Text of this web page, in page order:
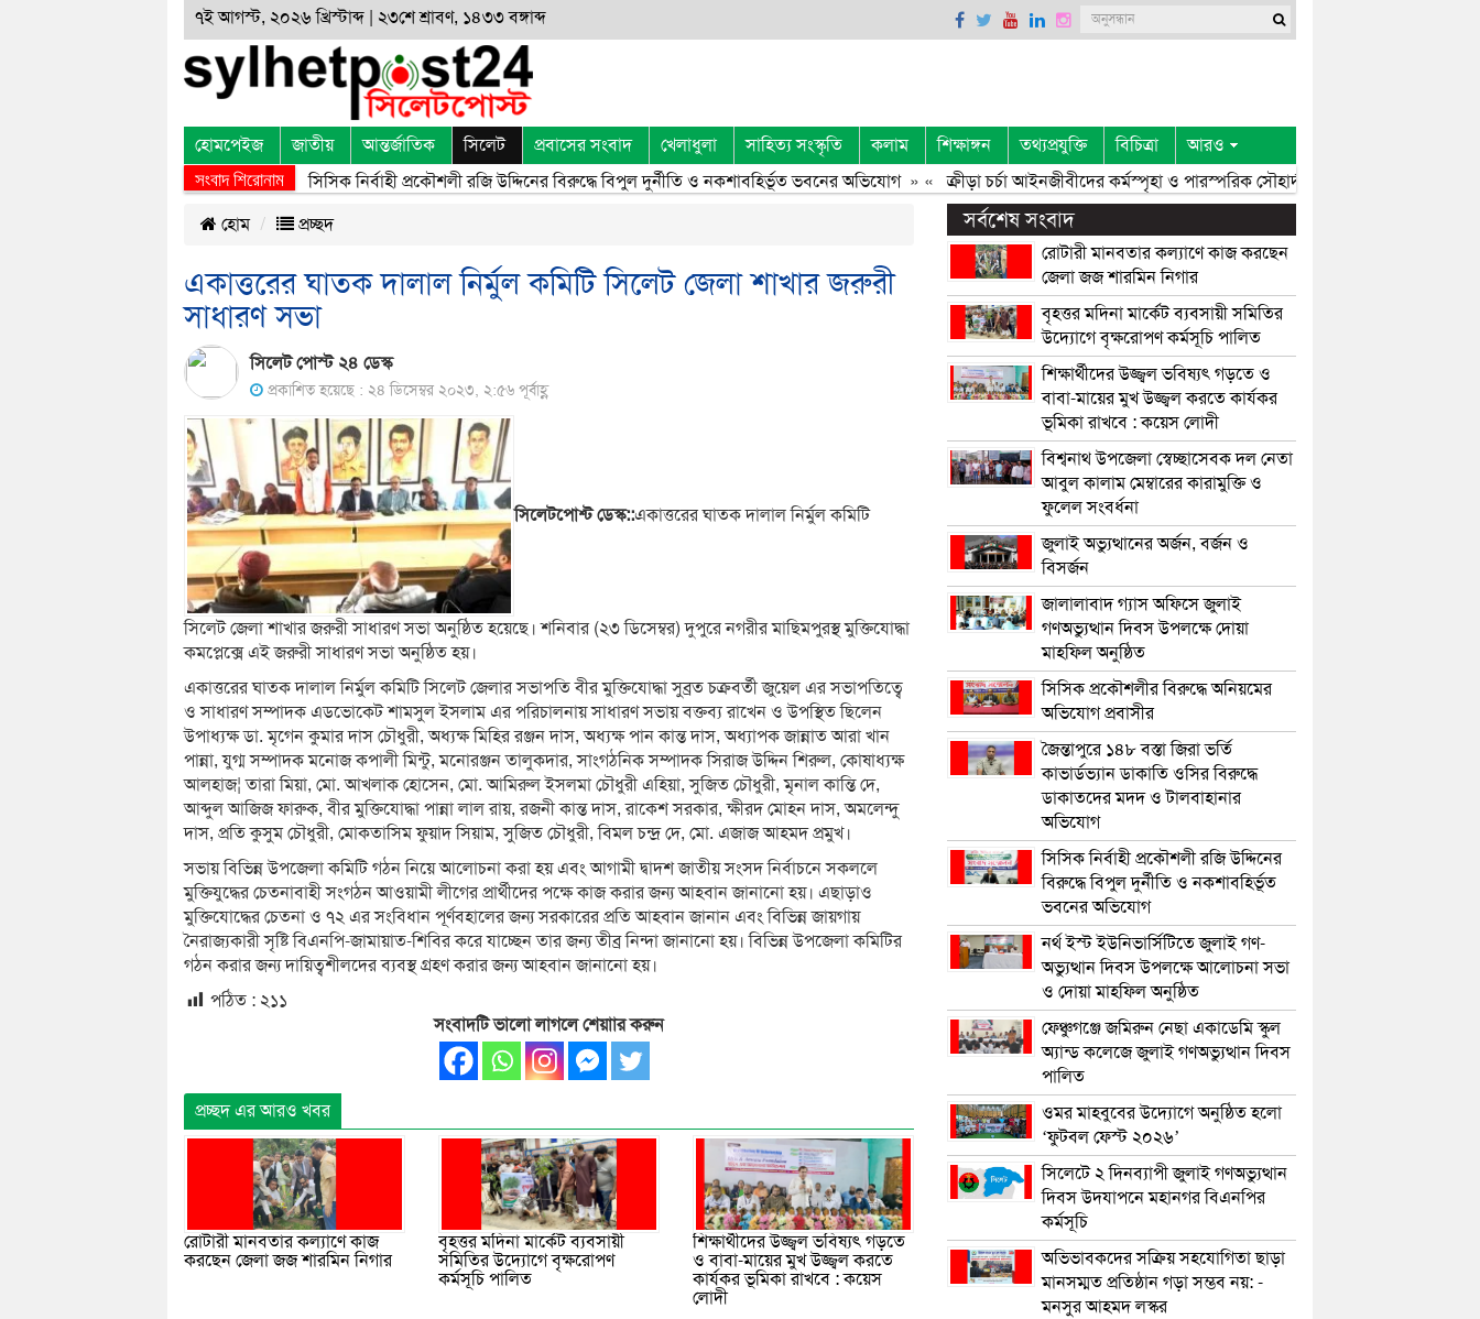
৭ই আগস্ট, ২০২৬ খ্রিস্টাব্দ | ২৩শে শ্রাবণ, ১৪৩৩ বঙ্গাব্দ
হোমপেইজ জাতীয় আন্তর্জাতিক সিলেট প্রবাসের সংবাদ খেলাধুলা সাহিত্য সংস্কৃতি কলাম শিক্ষাঙ্গন তথ্যপ্রযুক্তি বিচিত্রা আরও
সংবাদ শিরোনাম
অভ্যুত্থানের অর্জন, বর্জন ও বিসর্জন» « সিসিক নির্বাহী প্রকৌশলী রজি উদ্দিনের বিরুদ্ধে বিপুল দুর্নীতি ও নকশাবহির্ভূত ভবনের অভিযোগ» « ক্রীড়া চর্চা আইনজীবীদের কর্মস্পৃহা ও পারস্পরিক সৌহার্দ্য বৃদ্ধি করে: এমপি এমরান
হোম
প্রচ্ছদ
একাত্তরের ঘাতক দালাল নির্মুল কমিটি সিলেট জেলা শাখার জরুরী
সাধারণ সভা
সিলেট পোস্ট ২৪ ডেস্ক
প্রকাশিত হয়েছে : ২৪ ডিসেম্বর ২০২৩, ২:৫৬ পূর্বাহ্ণ
সিলেটপোশ্ট ডেস্ক::একাত্তরের ঘাতক দালাল নির্মুল কমিটি
সিলেট জেলা শাখার জরুরী সাধারণ সভা অনুষ্ঠিত হয়েছে। শনিবার (২৩ ডিসেম্বর) দুপুরে নগরীর মাছিমপুরস্থ মুক্তিযোদ্ধা
কমপ্লেক্সে এই জরুরী সাধারণ সভা অনুষ্ঠিত হয়।
একাত্তরের ঘাতক দালাল নির্মুল কমিটি সিলেট জেলার সভাপতি বীর মুক্তিযোদ্ধা সুব্রত চক্রবর্তী জুয়েল এর সভাপতিত্বে
ও সাধারণ সম্পাদক এডভোকেট শামসুল ইসলাম এর পরিচালনায় সাধারণ সভায় বক্তব্য রাখেন ও উপস্থিত ছিলেন
উপাধ্যক্ষ ডা. মৃগেন কুমার দাস চৌধুরী, অধ্যক্ষ মিহির রঞ্জন দাস, অধ্যক্ষ পান কান্ত দাস, অধ্যাপক জান্নাত আরা খান
পান্না, যুগ্ম সম্পাদক মনোজ কপালী মিন্টু, মনোরঞ্জন তালুকদার, সাংগঠনিক সম্পাদক সিরাজ উদ্দিন শিরুল, কোষাধ্যক্ষ
আলহাজ¦ তারা মিয়া, মো. আখলাক হোসেন, মো. আমিরুল ইসলমা চৌধুরী এহিয়া, সুজিত চৌধুরী, মৃনাল কান্তি দে,
আব্দুল আজিজ ফারুক, বীর মুক্তিযোদ্ধা পান্না লাল রায়, রজনী কান্ত দাস, রাকেশ সরকার, ক্ষীরদ মোহন দাস, অমলেন্দু
দাস, প্রতি কুসুম চৌধুরী, মোকতাসিম ফুয়াদ সিয়াম, সুজিত চৌধুরী, বিমল চন্দ্র দে, মো. এজাজ আহমদ প্রমুখ।
সভায় বিভিন্ন উপজেলা কমিটি গঠন নিয়ে আলোচনা করা হয় এবং আগামী দ্বাদশ জাতীয় সংসদ নির্বাচনে সকললে
মুক্তিযুদ্ধের চেতনাবাহী সংগঠন আওয়ামী লীগের প্রার্থীদের পক্ষে কাজ করার জন্য আহবান জানানো হয়। এছাড়াও
মুক্তিযোদ্ধের চেতনা ও ৭২ এর সংবিধান পূর্ণবহালের জন্য সরকারের প্রতি আহবান জানান এবং বিভিন্ন জায়গায়
নৈরাজ্যকারী সৃষ্টি বিএনপি-জামায়াত-শিবির করে যাচ্ছেন তার জন্য তীব্র নিন্দা জানানো হয়। বিভিন্ন উপজেলা কমিটির
গঠন করার জন্য দায়িত্বশীলদের ব্যবস্থ গ্রহণ করার জন্য আহবান জানানো হয়।
পঠিত : ২১১
সংবাদটি ভালো লাগলে শেয়াার করুন
প্রচ্ছদ এর আরও খবর
রোটারী মানবতার কল্যাণে কাজ
করছেন জেলা জজ শারমিন নিগার
বৃহত্তর মদিনা মার্কেট ব্যবসায়ী
সমিতির উদ্যোগে বৃক্ষরোপণ
কর্মসূচি পালিত
শিক্ষার্থীদের উজ্জ্বল ভবিষ্যৎ গড়তে
ও বাবা-মায়ের মুখ উজ্জ্বল করতে
কার্যকর ভূমিকা রাখবে : কয়েস
লোদী
সর্বশেষ সংবাদ
রোটারী মানবতার কল্যাণে কাজ করছেন
জেলা জজ শারমিন নিগার
বৃহত্তর মদিনা মার্কেট ব্যবসায়ী সমিতির
উদ্যোগে বৃক্ষরোপণ কর্মসূচি পালিত
শিক্ষার্থীদের উজ্জ্বল ভবিষ্যৎ গড়তে ও
বাবা-মায়ের মুখ উজ্জ্বল করতে কার্যকর
ভূমিকা রাখবে : কয়েস লোদী
বিশ্বনাথ উপজেলা স্বেচ্ছাসেবক দল নেতা
আবুল কালাম মেম্বারের কারামুক্তি ও
ফুলেল সংবর্ধনা
জুলাই অভ্যুত্থানের অর্জন, বর্জন ও
বিসর্জন
জালালাবাদ গ্যাস অফিসে জুলাই
গণঅভ্যুত্থান দিবস উপলক্ষে দোয়া
মাহফিল অনুষ্ঠিত
সিসিক প্রকৌশলীর বিরুদ্ধে অনিয়মের
অভিযোগ প্রবাসীর
জৈন্তাপুরে ১৪৮ বস্তা জিরা ভর্তি
কাভার্ডভ্যান ডাকাতি ওসির বিরুদ্ধে
ডাকাতদের মদদ ও টালবাহানার
অভিযোগ
সিসিক নির্বাহী প্রকৌশলী রজি উদ্দিনের
বিরুদ্ধে বিপুল দুর্নীতি ও নকশাবহির্ভূত
ভবনের অভিযোগ
নর্থ ইস্ট ইউনিভার্সিটিতে জুলাই গণ-
অভ্যুত্থান দিবস উপলক্ষে আলোচনা সভা
ও দোয়া মাহফিল অনুষ্ঠিত
ফেঞ্চুগঞ্জে জমিরুন নেছা একাডেমি স্কুল
অ্যান্ড কলেজে জুলাই গণঅভ্যুত্থান দিবস
পালিত
ওমর মাহবুবের উদ্যোগে অনুষ্ঠিত হলো
‘ফুটবল ফেস্ট ২০২৬’
সিলেটে ২ দিনব্যাপী জুলাই গণঅভ্যুত্থান
দিবস উদযাপনে মহানগর বিএনপির
কর্মসূচি
অভিভাবকদের সক্রিয় সহযোগিতা ছাড়া
মানসম্মত প্রতিষ্ঠান গড়া সম্ভব নয়: -
মনসুর আহমদ লস্কর